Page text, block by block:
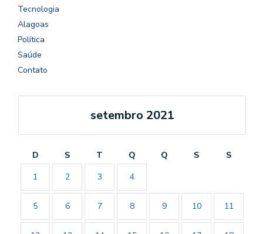
Tecnologia
Alagoas
Política
Saúde
Contato
setembro 2021
D S T Q Q S
S
1
2 3 4
5 6 7 8 9 10 11